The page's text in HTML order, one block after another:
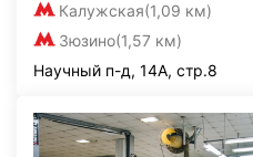
Калужская(1,09 км)
Зюзино(1,57 км)
Научный п-д, 14А, стр.8